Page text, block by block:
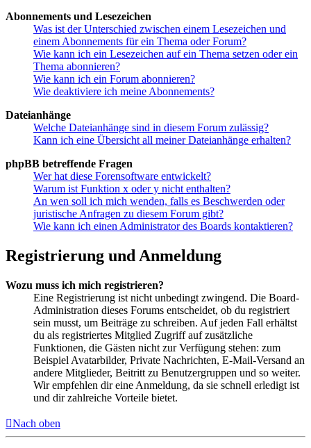
Abonnements und Lesezeichen
Was ist der Unterschied zwischen einem Lesezeichen und
einem Abonnements für ein Thema oder Forum?
Wie kann ich ein Lesezeichen auf ein Thema setzen oder ein
Thema abonnieren?
Wie kann ich ein Forum abonnieren?
Wie deaktiviere ich meine Abonnements?
Dateianhänge
Welche Dateianhänge sind in diesem Forum zulässig?
Kann ich eine Übersicht all meiner Dateianhänge erhalten?
phpBB betreffende Fragen
Wer hat diese Forensoftware entwickelt?
Warum ist Funktion x oder y nicht enthalten?
An wen soll ich mich wenden, falls es Beschwerden oder
juristische Anfragen zu diesem Forum gibt?
Wie kann ich einen Administrator des Boards kontaktieren?
Registrierung und Anmeldung
Wozu muss ich mich registrieren?
Eine Registrierung ist nicht unbedingt zwingend. Die Board-
Administration dieses Forums entscheidet, ob du registriert
sein musst, um Beiträge zu schreiben. Auf jeden Fall erhältst
du als registriertes Mitglied Zugriff auf zusätzliche
Funktionen, die Gästen nicht zur Verfügung stehen: zum
Beispiel Avatarbilder, Private Nachrichten, E-Mail-Versand an
andere Mitglieder, Beitritt zu Benutzergruppen und so weiter.
Wir empfehlen dir eine Anmeldung, da sie schnell erledigt ist
und dir zahlreiche Vorteile bietet.
Nach oben